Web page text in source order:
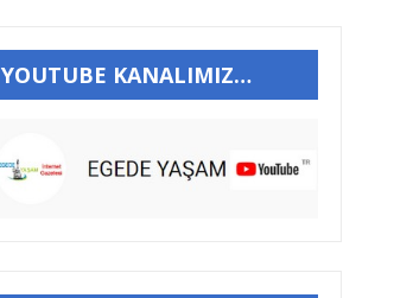
YOUTUBE KANALIMIZ…